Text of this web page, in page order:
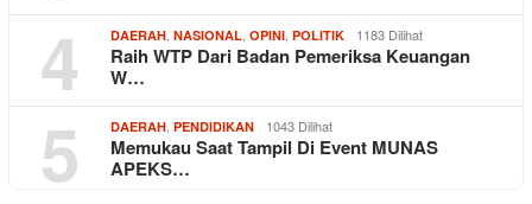
4 DAERAH NASIONAL OPINI POLITIK 1183 Dilihat
Raih WTP Dari Badan Pemeriksa Keuangan
W…
5 DAERAH PENDIDIKAN 1043 Dilihat
Memukau Saat Tampil Di Event MUNAS
APEKS…